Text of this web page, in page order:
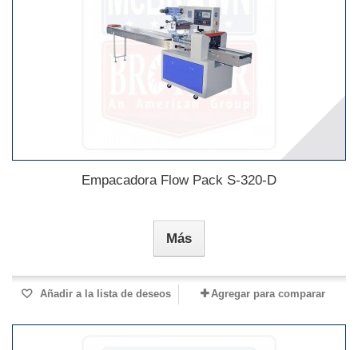
Empacadora Flow Pack S-320-D
Más
Añadir a la lista de deseos Agregar para comparar